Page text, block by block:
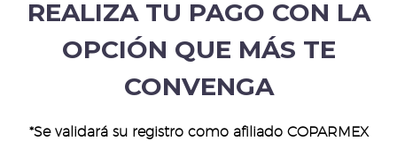
REALIZA TU PAGO CON LA
OPCIÓN QUE MÁS TE
CONVENGA
*Se validará su registro como afiliado COPARMEX